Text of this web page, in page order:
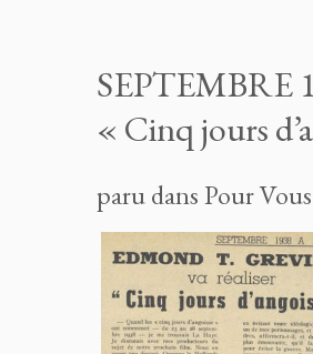
SEPTEMBRE
« Cinq jours
paru dans Pour